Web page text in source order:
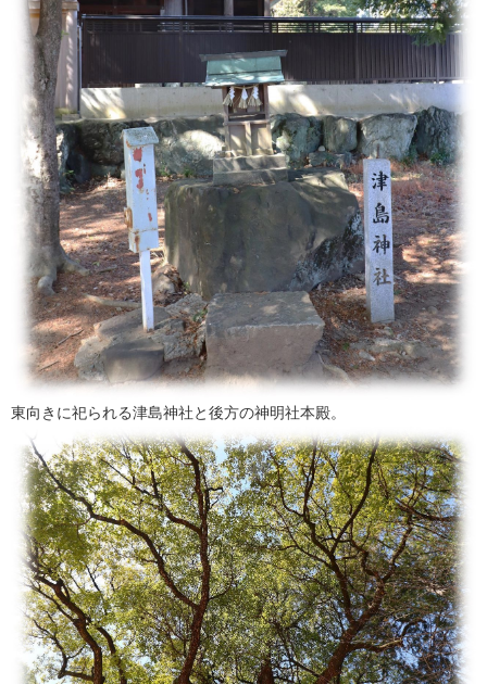
東向きに祀られる津島神社と後方の神明社本殿。